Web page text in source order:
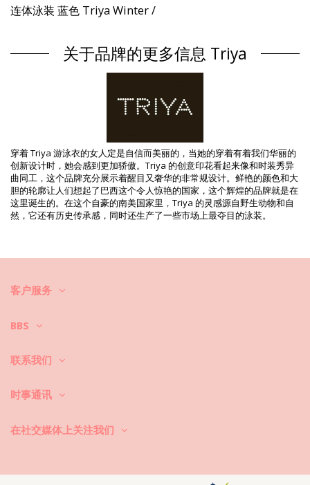
连体泳装 蓝色 Triya Winter /
组成 / 成分: 84% Polyamide, 16% Elastane
衬里: 88% Polyamide, 12% Elastane
包装包括: 1 x 连体泳装 (其它附件不包括在内)
EAN: XS (7899970007392), S (7899970007408), M (7899970007415),
L (7899970007422), XL (7899970007439)
打印参考号: TRIYA HIV2021 AZUL
供应商参考号: I21M26LA
重量: 115g / 0.25lb / 4.06oz
修饰照片
质面料是必不可少的，但是如何让它持续几年呢？
首先：避免接触粗糙的表面。当你想坐下或躺下的时候，一定要用毛巾先
碎片！）可能会损坏泳衣的柔软面料。
手。切勿使用强力去污剂，如去污剂。使用适合精细织物的产品，一种简
单的肥皂，但最好是专门用于泳装洗涤的产品。
永远记得从你的沙滩包或袋子里拿出湿游泳衣。不要让它长时间处于潮湿
如果游泳衣有污点，试着趁它还湿的时候轻拍它。如果污渍干了，不要通
关于品牌的更多信息 Triya
穿着 Triya 游泳衣的女人定是自信而美丽的，当她的穿着有着我们华丽的
创新设计时，她会感到更加骄傲。Triya 的创意印花看起来像和时装秀异
曲同工，这个品牌充分展示着醒目又奢华的非常规设计。鲜艳的颜色和大
胆的轮廓让人们想起了巴西这个令人惊艳的国家，这个辉煌的品牌就是在
这里诞生的。在这个自豪的南美国家里，Triya 的灵感源自野生动物和自
然，它还有历史传承感，同时还生产了一些市场上最夺目的泳装。
客户服务
BBS
联系我们
时事通讯
在社交媒体上关注我们